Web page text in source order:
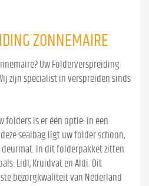
ZONNEMAIRE
Uw Folderverspreiding
zijn specialist in verspreiden sinds
folders is er één optie: in een
sealbag ligt uw folder schoon,
In dit folderpakket zitten
Lidl, Kruidvat en Aldi. Dit
bezorgkwaliteit van Nederland